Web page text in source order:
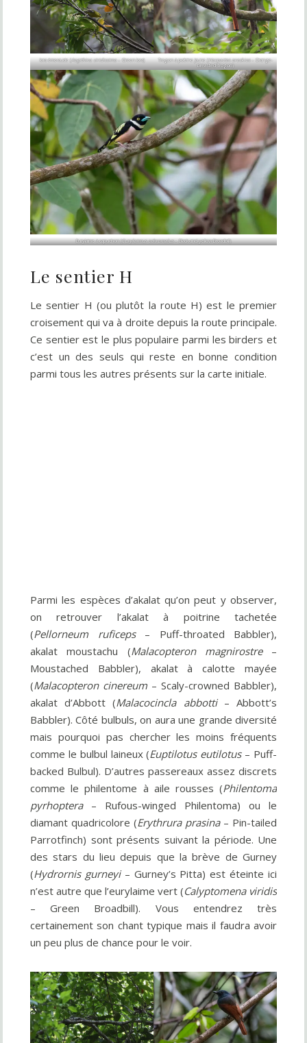
Iora émeraude (Aegithina viridissima– Green Iora) Trogon à poitrine jaune (Harpactes oreskios– Orange-
breasted Trogon)
Eurylaime à capuchon (Eurylaimus ochromalus– Black-and-yellow Broadbill)
Le sentier H
Le sentier H (ou plutôt la route H) est le premier
croisement qui va à droite depuis la route principale.
Ce sentier est le plus populaire parmi les birders et
c’est un des seuls qui reste en bonne condition
parmi tous les autres présents sur la carte initiale.
Parmi les espèces d’akalat qu’on peut y observer,
on retrouver l’akalat à poitrine tachetée
(Pellorneum ruficeps– Puff-throated Babbler),
akalat moustachu (Malacopteron magnirostre–
Moustached Babbler), akalat à calotte mayée
(Malacopteron cinereum – Scaly-crowned Babbler),
akalat d’Abbott (Malacocincla abbotti– Abbott’s
Babbler). Côté bulbuls, on aura une grande diversité
mais pourquoi pas chercher les moins fréquents
comme le bulbul laineux (Euptilotus eutilotus– Puff-
backed Bulbul). D’autres passereaux assez discrets
comme le philentome à aile rousses (Philentoma
pyrhoptera– Rufous-winged Philentoma) ou le
diamant quadricolore (Erythrura prasina– Pin-tailed
Parrotfinch) sont présents suivant la période. Une
des stars du lieu depuis que la brève de Gurney
(Hydrornis gurneyi– Gurney’s Pitta) est éteinte ici
n’est autre que l’eurylaime vert (Calyptomena viridis
– Green Broadbill). Vous entendrez très
certainement son chant typique mais il faudra avoir
un peu plus de chance pour le voir.